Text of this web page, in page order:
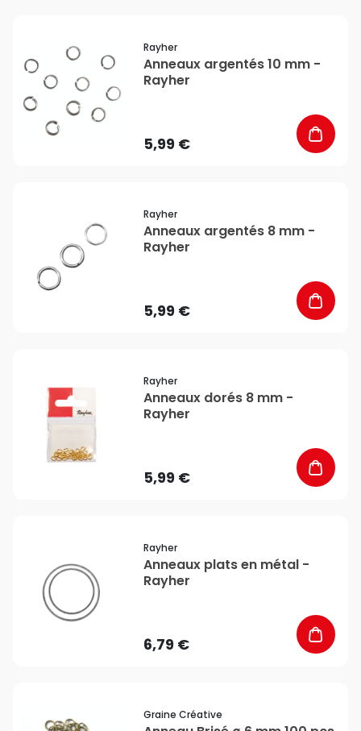
Rayher
Anneaux argentés 10 mm -
Rayher
5,99 €
Rayher
Anneaux argentés 8 mm -
Rayher
5,99 €
Rayher
Anneaux dorés 8 mm -
Rayher
5,99 €
Rayher
Anneaux plats en métal -
Rayher
6,79 €
Graine Créative